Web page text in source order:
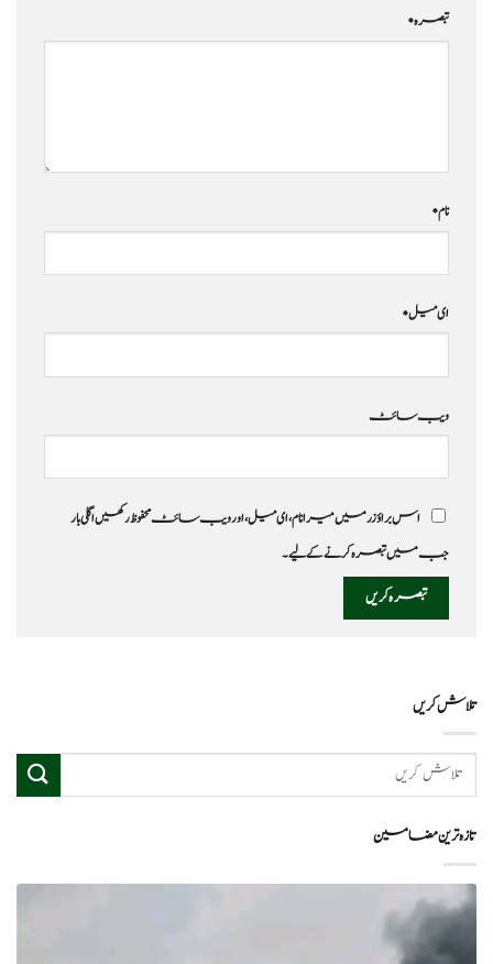
تبصرہ*
نام*
ای میل*
ویب‌ سائٹ
اس براؤزر میں میرا نام، ای میل، اور ویب سائٹ محفوظ رکھیں اگلی بار
جب میں تبصرہ کرنے کےلیے۔
تلاش کریں
تازہ ترین مضامین